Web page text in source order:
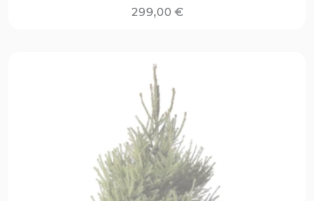
299,00 €